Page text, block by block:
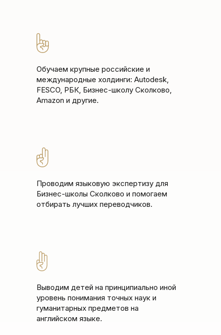
Обучаем крупные российские и
международные холдинги: Autodesk,
FESCO, РБК, Бизнес-школу Сколково,
Amazon и другие.
Проводим языковую экспертизу для
Бизнес-школы Сколково и помогаем
отбирать лучших переводчиков.
Выводим детей на принципиально иной
уровень понимания точных наук и
гуманитарных предметов на
английском языке.